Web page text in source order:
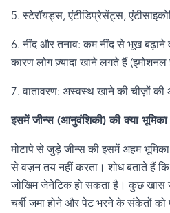
5.स्टेरॉयड्स,एंटीडिप्रेसेंट्स,
6.नींद और तनाव: कम नींद से भूख बढ़ाने
कारण लोग ज़्यादा खाने लगते हैं (इमोशनल
7.वातावरण: अस्वस्थ खाने की चीज़ों की
इसमें जीन्स (आनुवंशिकी) की क्या भूमिका
मोटापे से जुड़े जीन्स की इसमें अहम
से वज़न तय नहीं करता। शोध बताते हैं कि
जोखिम जेनेटिक हो सकता है। कुछ खास
चर्बी जमा होने और पेट भरने के संकेतों को